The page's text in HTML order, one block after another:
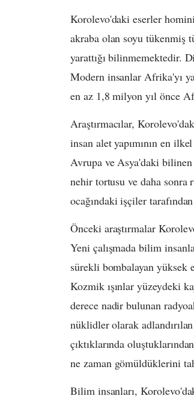
Korolevo'daki eserler
akraba olan soyu tükenmiş
yarattığı bilinmemektedir.
Modern insanlar Afrika'yı
en az 1,8 milyon yıl önce
Araştırmacılar,
insan alet yapımının en
Avrupa ve Asya'daki
nehir tortusu ve daha sonra
ocağındaki işçiler tarafından
Önceki araştırmalar
Yeni çalışmada bilim
sürekli bombalayan yüksek
Kozmik ışınlar yüzeydeki
derece nadir bulunan
nüklidler olarak
çıktıklarında
ne zaman gömüldüklerini
Bilim insanları,